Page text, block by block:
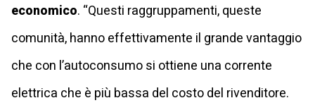
economico. “Questi raggruppamenti, queste
comunità, hanno effettivamente il grande vantaggio
che con l’autoconsumo si ottiene una corrente
elettrica che è più bassa del costo del rivenditore.